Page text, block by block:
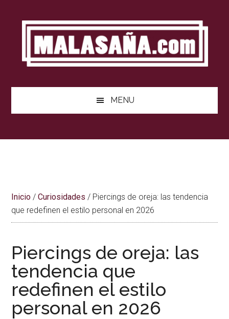
contenido
página
MENU
Inicio / Curiosidades / Piercings de oreja: las tendencia
que redefinen el estilo personal en 2026
Piercings de oreja: las
tendencia que
redefinen el estilo
personal en 2026